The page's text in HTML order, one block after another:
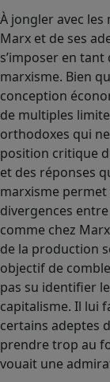
À jongler avec
Marx et de ses
s’imposer en
marxisme. Bien
conception
de multiples
orthodoxes qui
position critique
et des réponses
marxisme
divergences
comme chez
de la production
objectif de
pas su identifier
capitalisme. Il lui
certains adeptes
prendre trop au
vouait une